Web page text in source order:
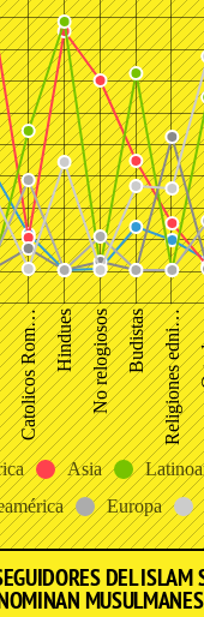
Catolicos Rom… Hindues No relogiosos Budistas Religiones edni…
Asia
Europa
DEL ISLAM
MUSULMANES